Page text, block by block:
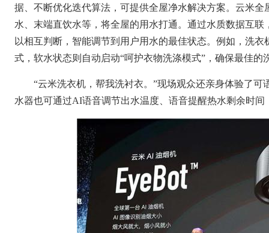
据、不断优化迭代算法，可提供全屋净水解决方案。云米
水、末端直饮水等，将全屋的用水打通。通过水质数据互
以相互判断，智能调节到用户用水的最佳状态。例如，洗
式，软水状态则自动启动“呵护衣物洗涤模式”，确保最佳
“云米洗衣机，帮我洗衬衣。”现场观众还亲身体验了
水器也可通过AI语音调节出水温度、语音提醒热水剩余时间